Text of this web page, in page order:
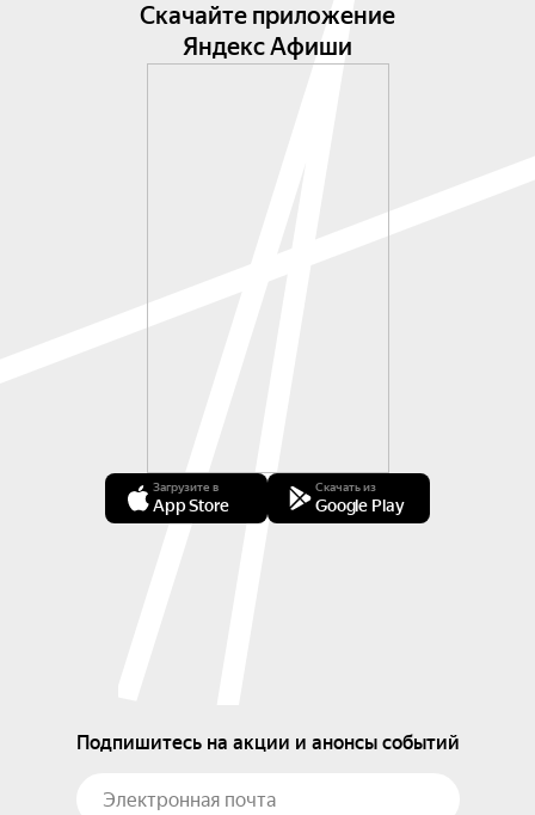
Скачайте приложение
Яндекс Афиши
Загрузите в
App Store
Скачать из
Google Play
Подпишитесь на акции и анонсы событий